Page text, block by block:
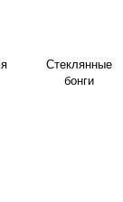
Стеклянные
бонги